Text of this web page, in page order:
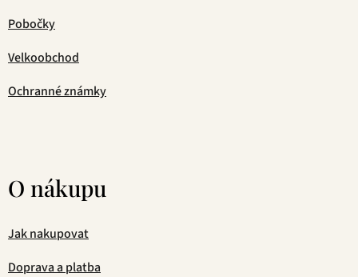
Pobočky
Velkoobchod
Ochranné známky
O nákupu
Jak nakupovat
Doprava a platba